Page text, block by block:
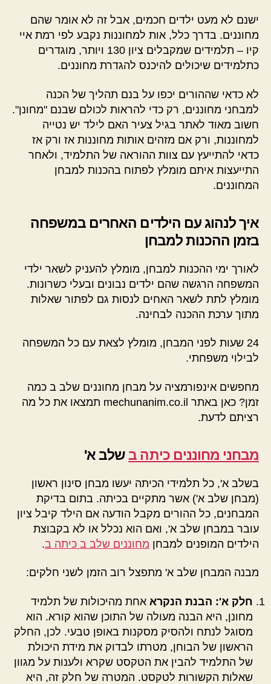
ישנם לא מעט ילדים חכמים, אבל זה לא אומר שהם
מחוננים. בדרך כלל, אות למחוננות נקבע לפי רמת איי
קיו – תלמידים שמקבלים ציון 130 ויותר, מוגדרים
כתלמידים שיכולים להיכנס להגדרת מחוננים.
לא כדאי שההורים יכפו על בנם תהליך של הכנה
למבחני מחוננים, רק כדי להראות לכולם שבנם "מחונן".
חשוב מאוד לאתר בגיל צעיר האם לילד יש נטייה
למחוננות, ורק אם מזהים אותות מחוננות אז ורק אז
כדאי להתייעץ עם צוות ההוראה של התלמיד, ולאחר
התייעצות איתם מומלץ לפתוח בהכנות למבחן
המחוננים.
איך לנהוג עם הילדים האחרים במשפחה
בזמן ההכנות למבחן
לאורך ימי ההכנות למבחן, מומלץ להעניק לשאר ילדי
המשפחה הרגשה שהם ילדים נבונים ובעלי כשרונות.
מומלץ לתת לשאר האחים לנסות גם לפתור שאלות
מתוך ערכת ההכנה לבחינה.
24 שעות לפני המבחן, מומלץ לצאת עם כל המשפחה
לבילוי משפחתי.
מחפשים אינפורמציה על מבחן מחוננים שלב ב כמה
זמן? כאן באתר mechunanim.co.il תמצאו את כל מה
רציתם לדעת.
מבחני מחוננים כיתה ב שלב א'
בשלב א', כל תלמידי הכיתה יעשו מבחן סינון ראשון
(מבחן שלב א') אשר מתקיים בכיתה. בתום בדיקת
המבחנים, כל ההורים מקבל הודעה אם הילד קיבל ציון
עובר במבחן שלב א', ואם הוא נכלל או לא בקבוצת
הילדים המופנים למבחן מחוננים שלב ב כיתה ב.
מבנה המבחן שלב א' מתפצל רוב הזמן לשני חלקים:
חלק א': הבנת הנקרא אחת מהיכולות של תלמיד
מחונן, היא הבנה מעולה של התוכן שהוא קורא. הוא
מסוגל לנתח ולהסיק מסקנות באופן טבעי. לכן, החלק
הראשון של הבוחן, מטרתו לבדוק את מידת היכולת
של התלמיד להבין את הטקסט שקרא ולענות על מגוון
שאלות הקשורות לטקסט. המטרה של חלק זה, היא